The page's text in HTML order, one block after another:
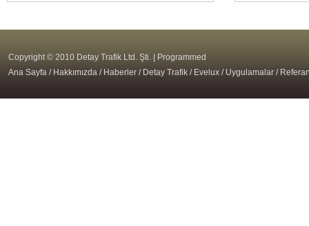
Copyright © 2010 Detay Trafik Ltd. Şti. |
Programmed
Ana Sayfa / Hakkımızda / Haberler / Detay Trafik / Evelux / Uygulamalar /